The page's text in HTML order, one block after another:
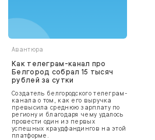
Авантюра
Как телеграм-канал про
Белгород собрал 15 тысяч
рублей за сутки
Создатель белгородского телеграм-
канала о том, как его выручка
превысила среднюю зарплату по
региону и благодаря чему удалось
провести один из первых
успешных краудфандингов на этой
платформе.